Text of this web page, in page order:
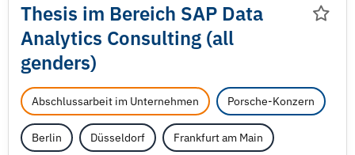
Thesis im Bereich SAP Data
Analytics Consulting (all
genders)
Abschlussarbeit im Unternehmen Porsche-Konzern
Berlin Düsseldorf Frankfurt am Main